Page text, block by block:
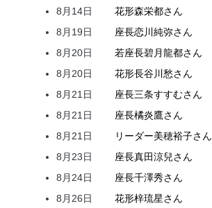
8月14日
花形森栄都さん
8月19日
座長恋川純弥さん
8月20日
若座長碧月龍都さん
8月20日
花形長谷川愁さん
8月21日
座長三条すすむさん
8月21日
座長橘炎鷹さん
8月21日
リーダー美穂裕子さん
8月23日
座長真田涼兒さん
8月24日
座長千澤秀さん
8月26日
花形梓琉星さん